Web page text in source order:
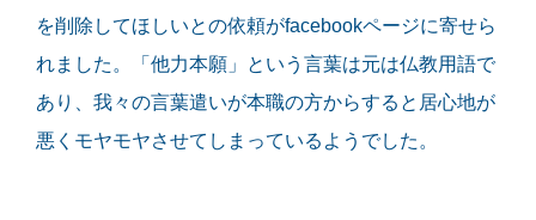
を削除してほしいとの依頼がfacebookページに寄せら
れました。「他力本願」という言葉は元は仏教用語で
あり、我々の言葉遣いが本職の方からすると居心地が
悪くモヤモヤさせてしまっているようでした。